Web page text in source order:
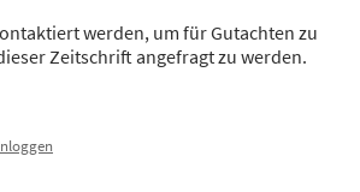
Zeitschrift angefragt zu werden.